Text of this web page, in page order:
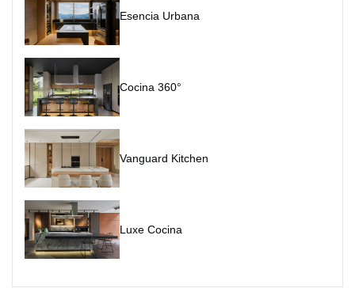
Esencia Urbana
Cocina 360°
Vanguard Kitchen
Luxe Cocina